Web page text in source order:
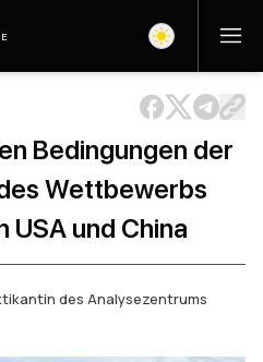
Bedingungen der
Wettbewerbs
USA und China
des Analysezentrums